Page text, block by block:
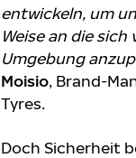
entwickeln, um
Weise an die
Umgebung
Moisio, Brand-
Tyres.
Doch Sicherheit